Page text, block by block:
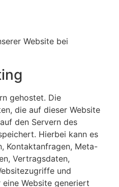
Website bei
gehostet. Die
die auf dieser Website
den Servern des
Hierbei kann es
Kontaktanfragen, Meta-
Vertragsdaten,
und
Website generiert